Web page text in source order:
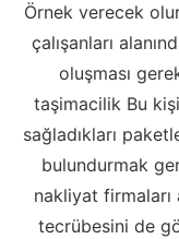
Örnek verecek
çalışanları
oluşması
taşimacilik Bu
sağladıkları
bulundurmak
nakliyat firmaları
tecrübesini de